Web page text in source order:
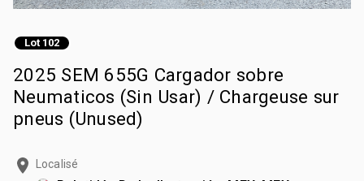
Lot 102
2025 SEM 655G Cargador sobre
Neumaticos (Sin Usar) / Chargeuse sur
pneus (Unused)
Localisé